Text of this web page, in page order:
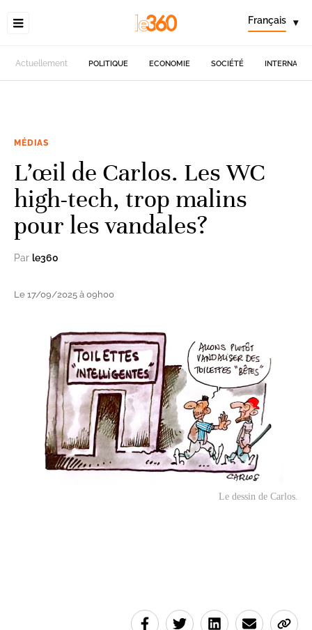
Français ▾
Actuellement POLITIQUE ECONOMIE SOCIÉTÉ
MÉDIAS
L’œil de Carlos. Les WC
high-tech, trop malins
pour les vandales?
Par le360
Le 17/09/2025 à 09h00
Le dessin de Carlos.